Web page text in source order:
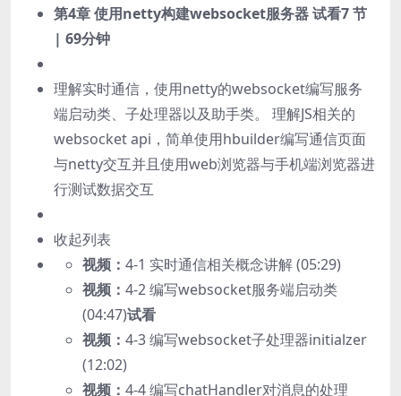
第4章 使用netty构建websocket服务器试看7 节
| 69分钟
理解实时通信，使用netty的websocket编写服务
端启动类、子处理器以及助手类。 理解JS相关的
websocket api，简单使用hbuilder编写通信页面
与netty交互并且使用web浏览器与手机端浏览器进
行测试数据交互
收起列表
视频： 4-1 实时通信相关概念讲解 (05:29)
视频： 4-2 编写websocket服务端启动类
(04:47)试看
视频： 4-3 编写websocket子处理器initialzer
(12:02)
视频： 4-4 编写chatHandler对消息的处理